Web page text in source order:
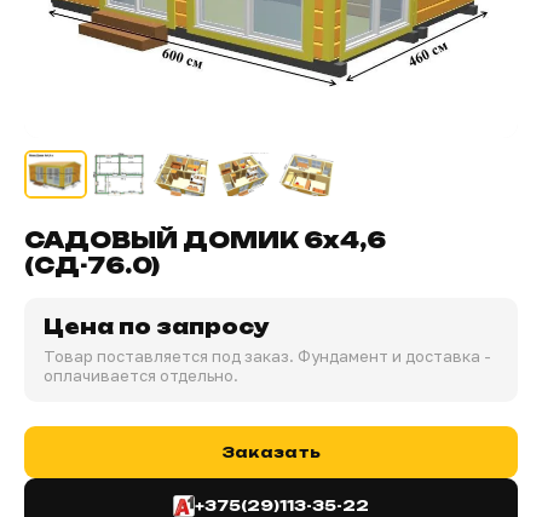
САДОВЫЙ ДОМИК 6х4,6
(СД-76.0)
Цена по запросу
Товар поставляется под заказ. Фундамент и доставка -
оплачивается отдельно.
Заказать
+375(29)113-35-22